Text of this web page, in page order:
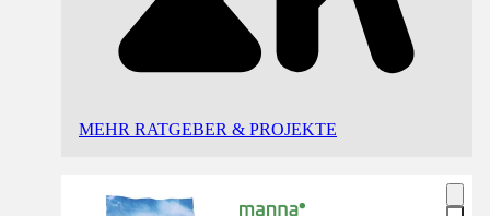
MEHR RATGEBER & PROJEKTE